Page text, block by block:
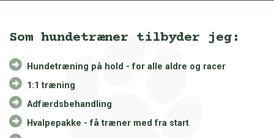
Som hundetræner tilbyder jeg:
Hundetræning på hold - for alle aldre og racer
1:1 træning
Adfærdsbehandling
Hvalpepakke - få træner med fra start